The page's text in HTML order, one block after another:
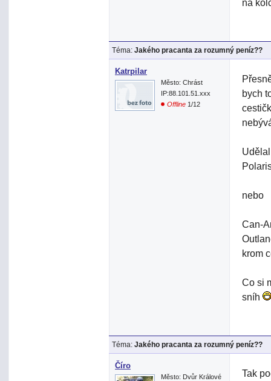
na
Téma: Jakého pracanta za rozumný peníz??
Katrpilar
Město: Chrást
IP:88.101.51.xxx
Offline 1/12
bych
nebo
Can-
krom
Co si
sníh
Téma: Jakého pracanta za rozumný peníz??
Číro
Město: Dvůr Králové
Tak